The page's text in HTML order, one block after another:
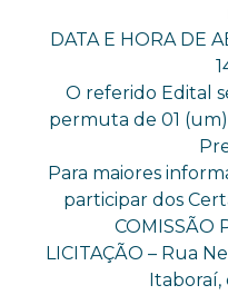
DATA E HORA DE
O referido Edital
permuta de 01
Para maiores
participar dos
COMISSÃO
LICITAÇÃO – Rua
Itaboraí,